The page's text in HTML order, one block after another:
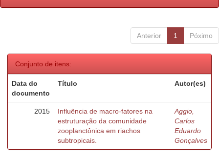
Anterior 1 Póximo
Conjunto de itens:
Data do
documento
Título Autor(es)
2015
Influência de macro-fatores na
estruturação da comunidade
zooplanctônica em riachos
subtropicais.
Aggio,
Carlos
Eduardo
Gonçalves